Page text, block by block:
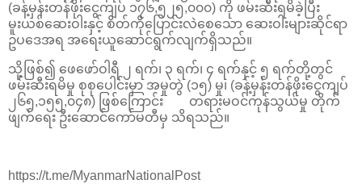
(ခန့်မှန်းတန်ဖိုးငွေကျပ် ၁၇၆,၅၂၅,၀၀၀) ကို ဖမ်းဆီးရမိခဲ့ပြီး
မူးယစ်ဆေးဝါးနှင့် စိတ်ကိုပြောင်းလဲစေသော ဆေးဝါးများဆိုင်ရာ
ဥပဒေအရ အရေးယူဆောင်ရွက်လျက်ရှိသည်။
သို့ဖြစ်၍ ဖေဖော်ဝါရီ ၂ ရက်၊ ၃ ရက်၊ ၄ ရက်နှင့် ၅ ရက်တို့တွင်
ဖမ်းဆီးရမိမှု စုစုပေါင်းမှာ အမှုတွဲ (၁၅) မှု၊ (ခန့်မှန်းတန်ဖိုးငွေကျပ်
၂၆၅,၁၅၅,၀၄၈) ဖြစ်ကြောင်း တရားမဝင်ကုန်သွယ်မှု တိုက်
ဖျက်ရေး ဦးဆောင်ကော်မတီမှ သိရသည်။
https://t.me/MyanmarNationalPost